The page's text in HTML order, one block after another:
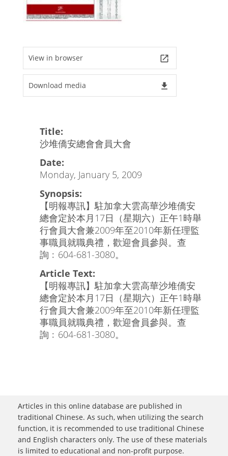
View in browser launch
Download media file_download
Title:
沙堆僑安總會會員大會
Date:
Monday, January 5, 2009
Synopsis:
【明報專訊】駐加拿大雲高華沙堆僑安
總會定於本月17日（星期六）正午1時舉
行會員大會兼2009年至2010年新任理監
事職員就職典禮，歡迎會員參與。查
詢﹕604-681-3080。
Article Text:
【明報專訊】駐加拿大雲高華沙堆僑安
總會定於本月17日（星期六）正午1時舉
行會員大會兼2009年至2010年新任理監
事職員就職典禮，歡迎會員參與。查
詢﹕604-681-3080。
Articles in this online database are published in
traditional Chinese. As such, when utilizing the search
function, it is recommended to use traditional Chinese
and English characters only. The use of these materials
is limited to educational and non-profit purpose.